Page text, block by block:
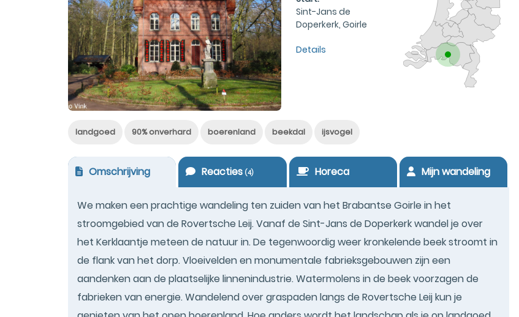
Sint-Jans de
Doperkerk, Goirle
Details
landgoed 90% onverhard boerenland beekdal ijsvogel
Omschrijving Reacties(4) Horeca Mijn wandeling
We maken een prachtige wandeling ten zuiden van het Brabantse Goirle in het
stroomgebied van de Rovertsche Leij. Vanaf de Sint-Jans de Doperkerk wandel je over
het Kerklaantje meteen de natuur in. De tegenwoordig weer kronkelende beek stroomt in
de flank van het dorp. Vloeivelden en monumentale fabrieksgebouwen zijn een
aandenken aan de plaatselijke linnenindustrie. Watermolens in de beek voorzagen de
fabrieken van energie. Wandelend over graspaden langs de Rovertsche Leij kun je